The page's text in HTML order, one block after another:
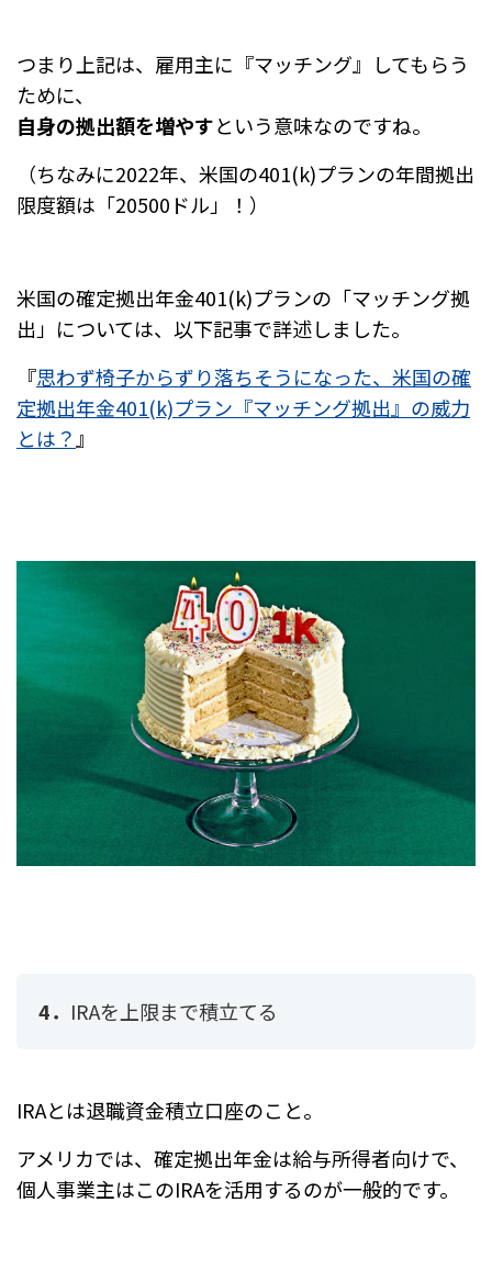
つまり上記は、雇用主に『マッチング』してもらう
ために、
自身の拠出額を増やすという意味なのですね。
（ちなみに2022年、 米国の401(k)プランの年間拠出
限度額は「20500ドル」！）
米国の確定拠出年金401(k)プランの「マッチング拠
出」については、以下記事で詳述しました。
『思わず椅子からずり落ちそうになった、米国の確
定拠出年金401(k)プラン『マッチング拠出』の威力
とは？ 』
4． IRAを上限まで積立てる
IRAとは退職資金積立口座のこと。
アメリカでは、確定拠出年金は給与所得者向けで、
個人事業主はこのIRAを活用するのが一般的です。